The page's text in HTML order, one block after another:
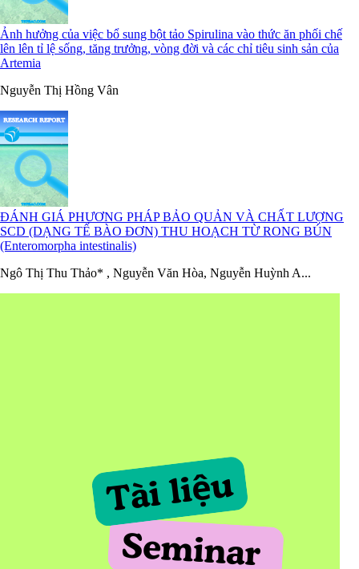
Ảnh hưởng của việc bổ sung bột tảo Spirulina vào thức ăn phối chế
lên lên tỉ lệ sống, tăng trưởng, vòng đời và các chỉ tiêu sinh sản của
Artemia
Nguyễn Thị Hồng Vân
ĐÁNH GIÁ PHƯƠNG PHÁP BẢO QUẢN VÀ CHẤT LƯỢNG
SCD (DẠNG TẾ BÀO ĐƠN) THU HOẠCH TỪ RONG BÚN
(Enteromorpha intestinalis)
Ngô Thị Thu Thảo* , Nguyễn Văn Hòa, Nguyễn Huỳnh A...